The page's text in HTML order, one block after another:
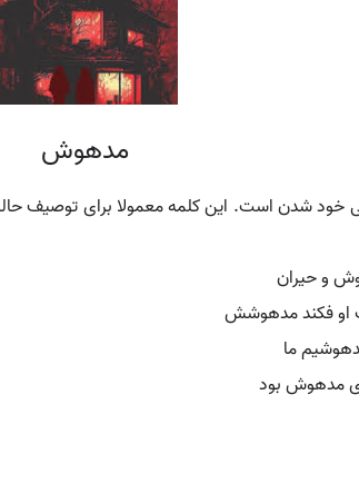
مدهوش
شدن است. این کلمه معمولا برای توصیف
و حیران
او فکند مدهوشش
ما
مدهوش بود